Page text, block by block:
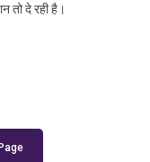
तो दे रही है।